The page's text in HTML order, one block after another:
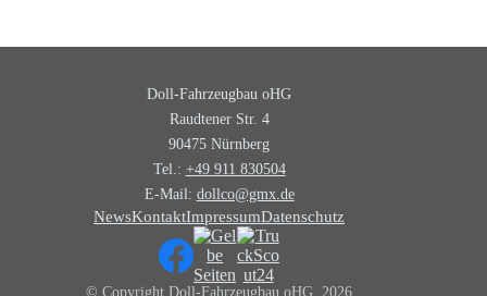
Doll-Fahrzeugbau oHG
Raudtener Str. 4
90475 Nürnberg
Tel.: +49 911 830504
E-Mail: dollco@gmx.de
NewsKontaktImpressumDatenschutz
© Copyright Doll-Fahrzeugbau oHG, 2026